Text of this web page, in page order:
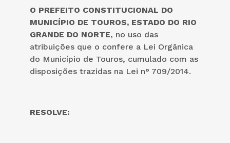
O PREFEITO CONSTITUCIONAL DO
MUNICÍPIO DE TOUROS, ESTADO DO RIO
GRANDE DO NORTE, no uso das
atribuições que o confere a Lei Orgânica
do Município de Touros, cumulado com as
disposições trazidas na Lei n° 709/2014.
RESOLVE: